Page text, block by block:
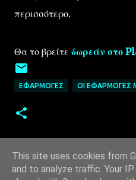
περισσότερο.
Θα το βρείτε δωρεάν στο
ΕΦΑΡΜΟΓΈΣ ΟΙ ΕΦΑΡΜΟΓΈΣ
This site uses cookies from
and to analyze traffic. Your